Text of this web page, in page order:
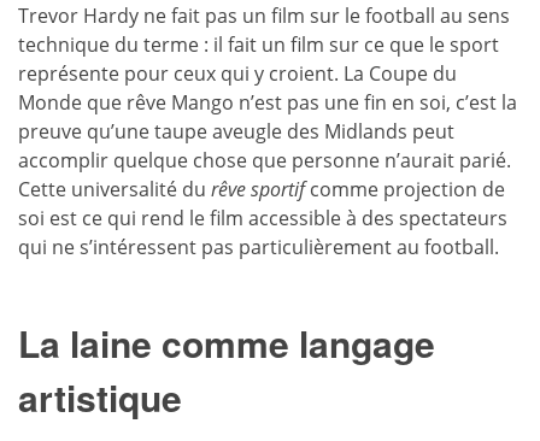
Trevor Hardy ne fait pas un film sur le football au sens
technique du terme : il fait un film sur ce que le sport
représente pour ceux qui y croient. La Coupe du
Monde que rêve Mango n’est pas une fin en soi, c’est la
preuve qu’une taupe aveugle des Midlands peut
accomplir quelque chose que personne n’aurait parié.
Cette universalité du rêve sportifcomme projection de
soi est ce qui rend le film accessible à des spectateurs
qui ne s’intéressent pas particulièrement au football.
La laine comme langage
artistique